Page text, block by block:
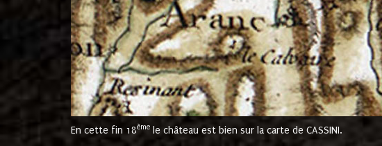
En cette fin 18ème le château est bien sur la carte de CASSINI.